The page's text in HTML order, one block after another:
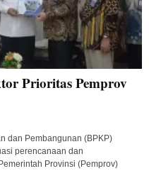
Prioritas Pemprov
dan Pembangunan (BPKP)
perencanaan dan
Provinsi (Pemprov)